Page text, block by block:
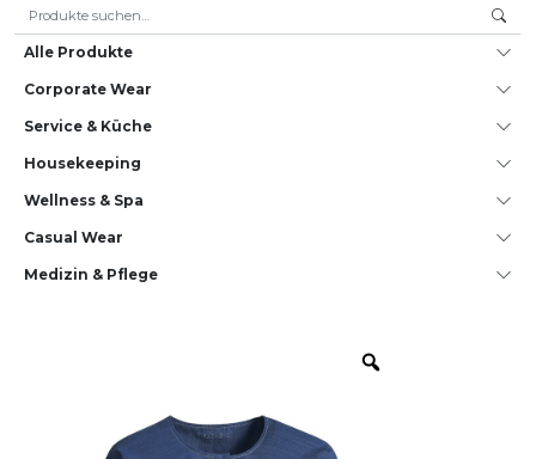
Alle Produkte
Corporate Wear
Service & Küche
House­keeping
Wellness & Spa
Casual Wear
Medizin & Pflege